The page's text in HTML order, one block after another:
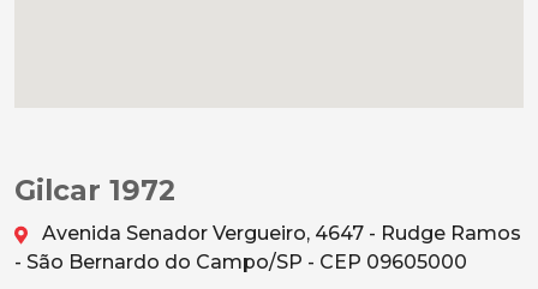
Gilcar 1972
Avenida Senador Vergueiro, 4647 - Rudge Ramos
- São Bernardo do Campo/SP - CEP 09605000